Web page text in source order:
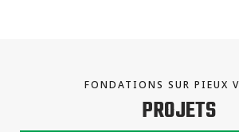
FONDATIONS SUR PIEUX
PROJETS